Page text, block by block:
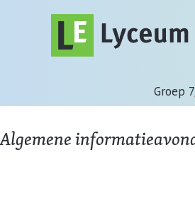
Groep
Algemene